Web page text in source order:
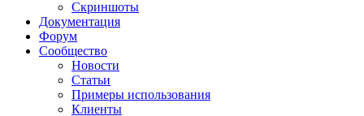
Скриншоты
Документация
Форум
Сообщество
Новости
Статьи
Примеры использования
Клиенты